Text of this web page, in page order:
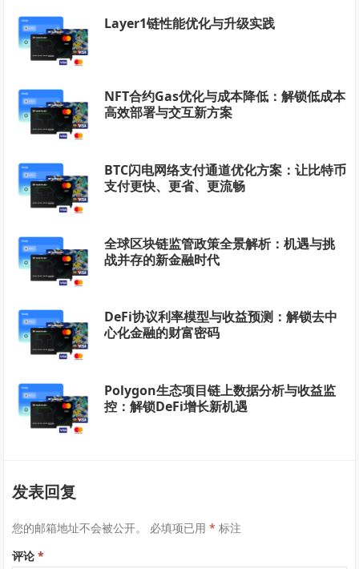
Layer1链性能优化与升级实践
NFT合约Gas优化与成本降低：解锁低成本
高效部署与交互新方案
BTC闪电网络支付通道优化方案：让比特币
支付更快、更省、更流畅
全球区块链监管政策全景解析：机遇与挑
战并存的新金融时代
DeFi协议利率模型与收益预测：解锁去中
心化金融的财富密码
Polygon生态项目链上数据分析与收益监
控：解锁DeFi增长新机遇
发表回复
您的邮箱地址不会被公开。 必填项已用* 标注
评论*